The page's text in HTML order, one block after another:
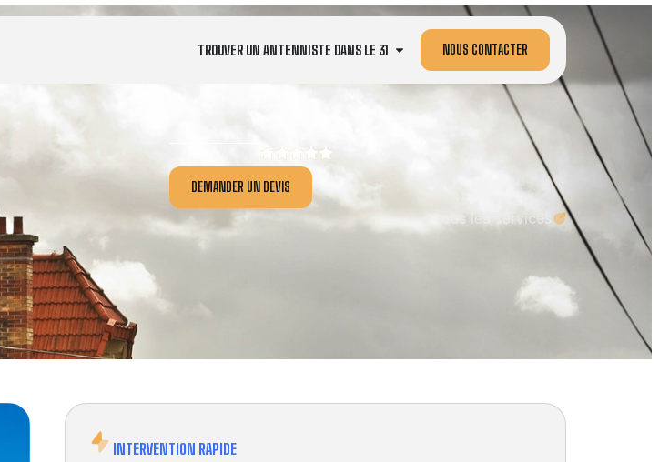
TROUVER UN ANTENNISTE DANS LE 31 NOUS CONTACTER
DEMANDER UN DEVIS
Tous les services
INTERVENTION RAPIDE